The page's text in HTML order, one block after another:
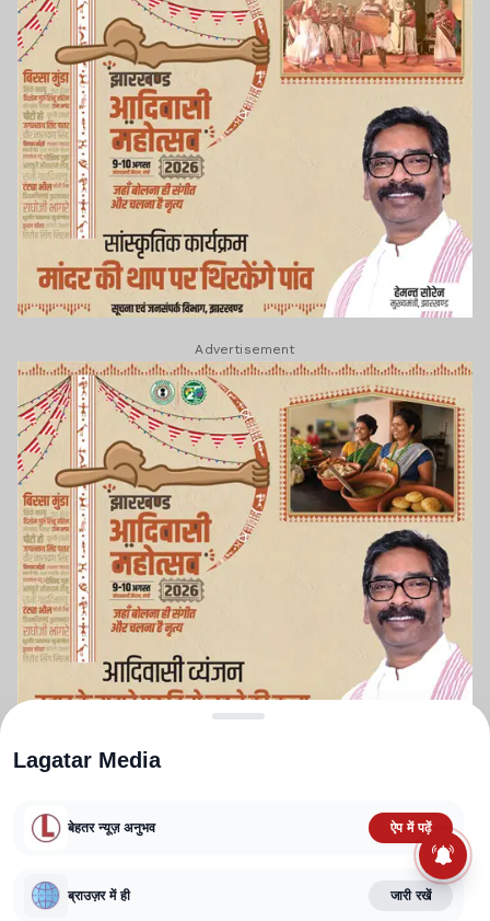
Advertisement
TERMS AND CONDITIONS
CORRECTIONS POLICY
FACT CHECKING POLICY
Lagatar Media
बेहतर न्यूज़ अनुभव ऐप में पढ़ें
ब्राउज़र में ही जारी रखें